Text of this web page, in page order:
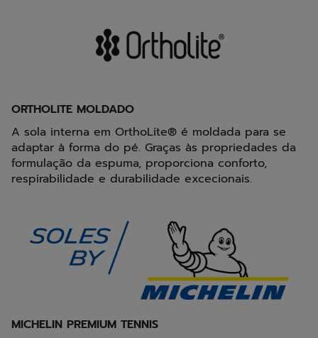
ORTHOLITE MOLDADO
A sola interna em OrthoLite® é moldada para se
adaptar à forma do pé. Graças às propriedades da
formulação da espuma, proporciona conforto,
respirabilidade e durabilidade excecionais.
MICHELIN PREMIUM TENNIS